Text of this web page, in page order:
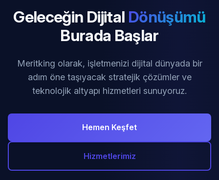
Geleceğin Dijital Dönüşümü
Burada Başlar
Meritking olarak, işletmenizi dijital dünyada bir
adım öne taşıyacak stratejik çözümler ve
teknolojik altyapı hizmetleri sunuyoruz.
Hemen Keşfet
Hizmetlerimiz